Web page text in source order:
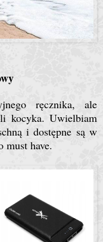
ręcznika, ale
kocyka. Uwielbiam
i dostępne są w
have.